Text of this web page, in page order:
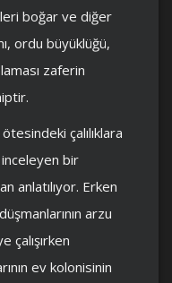
boğar ve diğer
ordu büyüklüğü,
zaferin
çalılıklara
inceleyen bir
anlatılıyor. Erken
arzu
çalışırken
ev kolonisinin